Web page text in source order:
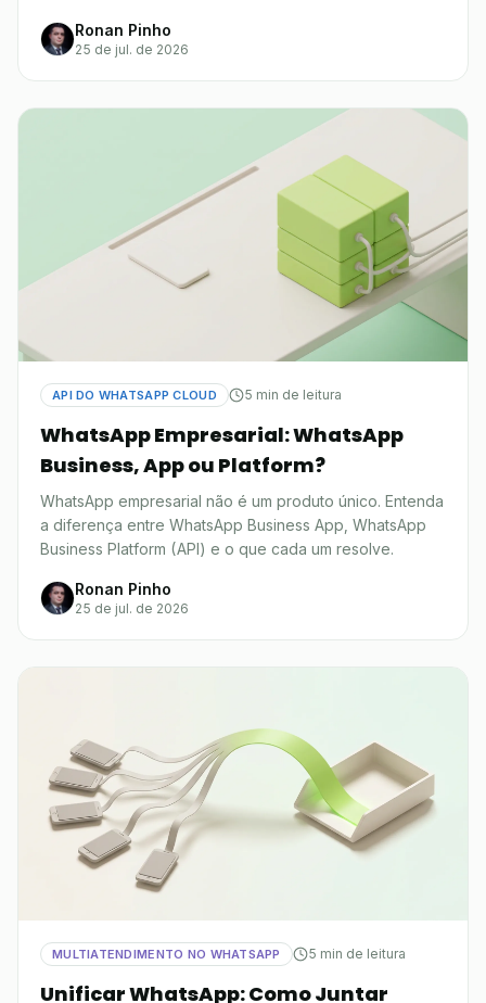
Ronan Pinho
25 de jul. de 2026
API DO WHATSAPP CLOUD 5 min de leitura
WhatsApp Empresarial: WhatsApp
Business, App ou Platform?
WhatsApp empresarial não é um produto único. Entenda
a diferença entre WhatsApp Business App, WhatsApp
Business Platform (API) e o que cada um resolve.
Ronan Pinho
25 de jul. de 2026
MULTIATENDIMENTO NO WHATSAPP 5 min de leitura
Unificar WhatsApp: Como Juntar